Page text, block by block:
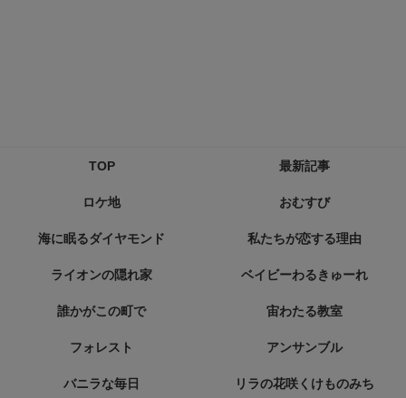
TOP 最新記事
ロケ地 おむすび
海に眠るダイヤモンド 私たちが恋する理由
ライオンの隠れ家 ベイビーわるきゅーれ
誰かがこの町で 宙わたる教室
フォレスト アンサンブル
バニラな毎日 リラの花咲くけものみち